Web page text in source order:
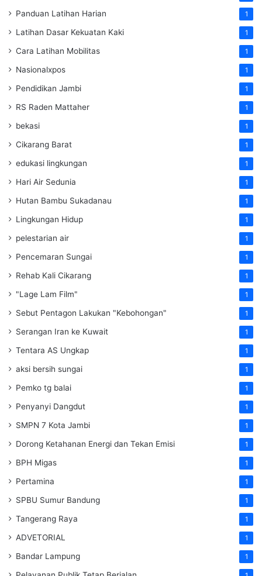
Panduan Latihan Harian 1
Latihan Dasar Kekuatan Kaki 1
Cara Latihan Mobilitas 1
Nasionalxpos 1
Pendidikan Jambi 1
RS Raden Mattaher 1
bekasi 1
Cikarang Barat 1
edukasi lingkungan 1
Hari Air Sedunia 1
Hutan Bambu Sukadanau 1
Lingkungan Hidup 1
pelestarian air 1
Pencemaran Sungai 1
Rehab Kali Cikarang 1
"Lage Lam Film" 1
Sebut Pentagon Lakukan "Kebohongan" 1
Serangan Iran ke Kuwait 1
Tentara AS Ungkap 1
aksi bersih sungai 1
Pemko tg balai 1
Penyanyi Dangdut 1
SMPN 7 Kota Jambi 1
Dorong Ketahanan Energi dan Tekan Emisi 1
BPH Migas 1
Pertamina 1
SPBU Sumur Bandung 1
Tangerang Raya 1
ADVETORIAL 1
Bandar Lampung 1